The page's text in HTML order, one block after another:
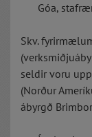
Góa,
Skv.
seldir voru
(Norður
ábyrgð